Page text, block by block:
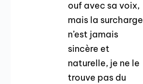
ouf avec sa voix,
mais la surcharge
n’est jamais
sincère et
naturelle, je ne le
trouve pas du